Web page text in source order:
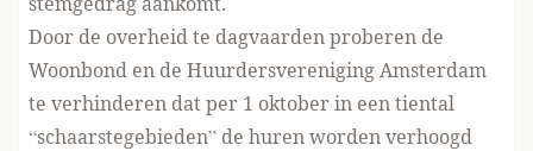
Door de overheid te dagvaarden proberen de
Woonbond en de Huurdersvereniging Amsterdam
te verhinderen dat per 1 oktober in een tiental
“schaarstegebieden” de huren worden verhoogd